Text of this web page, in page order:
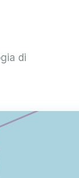
di